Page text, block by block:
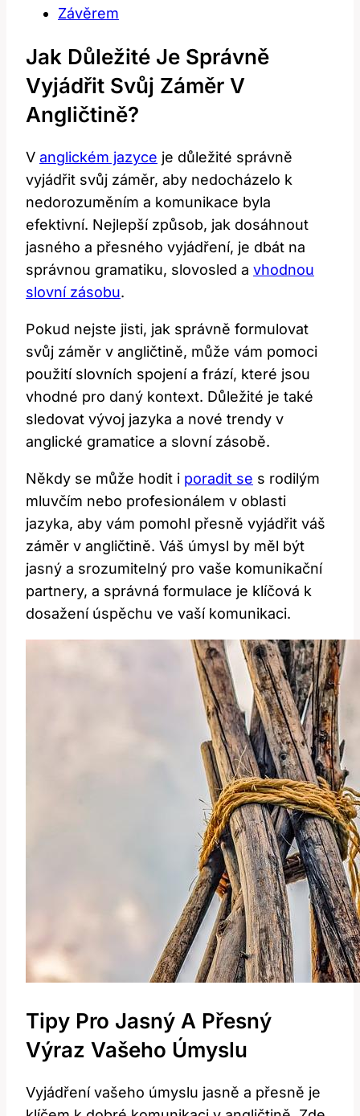
Závěrem
Jak Důležité Je Správně
Vyjádřit Svůj Záměr V
Angličtině?
V anglickém jazyce je důležité správně
vyjádřit svůj záměr, aby nedocházelo k
nedorozuměním a komunikace byla
efektivní. Nejlepší způsob, jak dosáhnout
jasného a přesného vyjádření, je dbát na
správnou gramatiku, slovosled a vhodnou
slovní zásobu.
Pokud nejste jisti, jak správně formulovat
svůj záměr v angličtině, může vám pomoci
použití slovních spojení a frází, které jsou
vhodné pro daný kontext. Důležité je také
sledovat vývoj jazyka a nové trendy v
anglické gramatice a slovní zásobě.
Někdy se může hodit i poradit se s rodilým
mluvčím nebo profesionálem v oblasti
jazyka, aby vám pomohl přesně vyjádřit váš
záměr v angličtině. Váš úmysl by měl být
jasný a srozumitelný pro vaše komunikační
partnery, a správná formulace je klíčová k
dosažení úspěchu ve vaší komunikaci.
Tipy Pro Jasný A Přesný
Výraz Vašeho Úmyslu
Vyjádření vašeho úmyslu jasně a přesně je